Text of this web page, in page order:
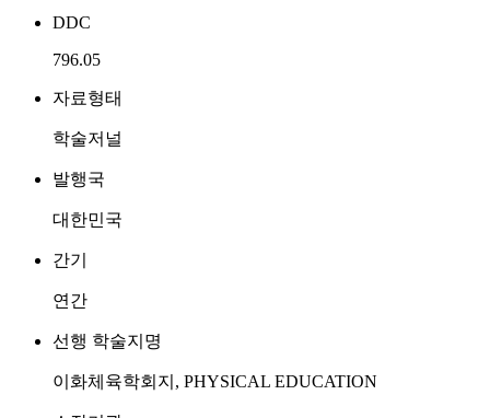
DDC
796.05
자료형태
학술저널
발행국
대한민국
간기
연간
선행 학술지명
이화체육학회지, PHYSICAL EDUCATION